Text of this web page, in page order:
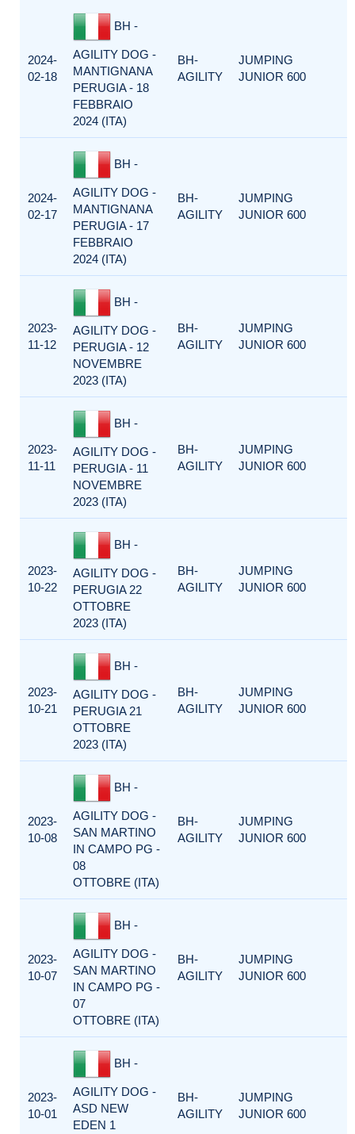
2024-
02-18
BH -
AGILITY DOG -
MANTIGNANA
PERUGIA - 18
FEBBRAIO
2024 (ITA)
BH-
AGILITY
JUMPING
JUNIOR 600
2024-
02-17
BH -
AGILITY DOG -
MANTIGNANA
PERUGIA - 17
FEBBRAIO
2024 (ITA)
BH-
AGILITY
JUMPING
JUNIOR 600
2023-
11-12
BH -
AGILITY DOG -
PERUGIA - 12
NOVEMBRE
2023 (ITA)
BH-
AGILITY
JUMPING
JUNIOR 600
2023-
11-11
BH -
AGILITY DOG -
PERUGIA - 11
NOVEMBRE
2023 (ITA)
BH-
AGILITY
JUMPING
JUNIOR 600
2023-
10-22
BH -
AGILITY DOG -
PERUGIA 22
OTTOBRE
2023 (ITA)
BH-
AGILITY
JUMPING
JUNIOR 600
2023-
10-21
BH -
AGILITY DOG -
PERUGIA 21
OTTOBRE
2023 (ITA)
BH-
AGILITY
JUMPING
JUNIOR 600
2023-
10-08
BH -
AGILITY DOG -
SAN MARTINO
IN CAMPO PG -
08
OTTOBRE (ITA)
BH-
AGILITY
JUMPING
JUNIOR 600
2023-
10-07
BH -
AGILITY DOG -
SAN MARTINO
IN CAMPO PG -
07
OTTOBRE (ITA)
BH-
AGILITY
JUMPING
JUNIOR 600
2023-
10-01
BH -
AGILITY DOG -
ASD NEW
EDEN 1
BH-
AGILITY
JUMPING
JUNIOR 600